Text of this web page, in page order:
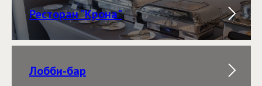
Ресторан "Крона"
Лобби-бар